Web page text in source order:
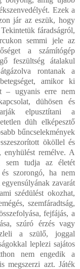
Ezek a
jár az eszük, hogy
fáradságról,
semmi jele az
a számítógép
feszültség átalakul
rontanak a
amikor ki
– ugyanis erre nem
dühösen és
elpusztítani a
düh elképesztő
bűncselekmények
ököllel és
enyhülést remélve. A
sem tudja az életét
szorongó, ha nem
zavarát
szédülést okozhat,
szemfáradtság,
fejfájás, a
szúró érzés vagy
a szülő, joggal
leplezi sajátos
nem engedik a
megszerzi azt. Játék